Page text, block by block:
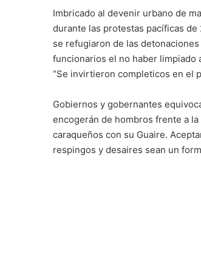
Imbricado al devenir urbano de
durante las protestas pacíficas de
se refugiaron de las
funcionarios el no haber limpiado
“Se invirtieron completicos en el
Gobiernos y gobernantes
encogerán de hombros frente a
caraqueños con su Guaire.
respingos y desaires sean un